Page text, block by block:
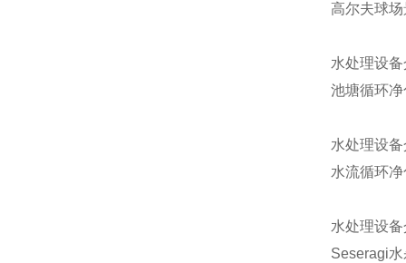
高尔夫球
水处理设
池塘循环净
水处理设
水流循环净
水处理设
Seseragi水